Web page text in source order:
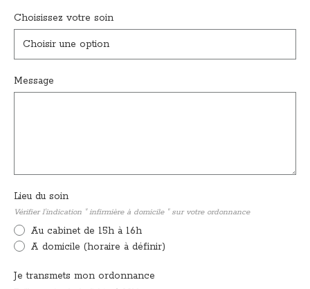
Choisissez votre soin
Choisir une option
Message
Lieu du soin
Vérifier l'indication " infirmière à domicile " sur votre ordonnance
Au cabinet de 15h à 16h
A domicile (horaire à définir)
Je transmets mon ordonnance